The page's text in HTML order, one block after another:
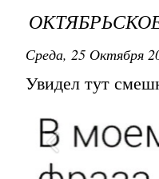
Среда, 25 Октября
Увидел тут